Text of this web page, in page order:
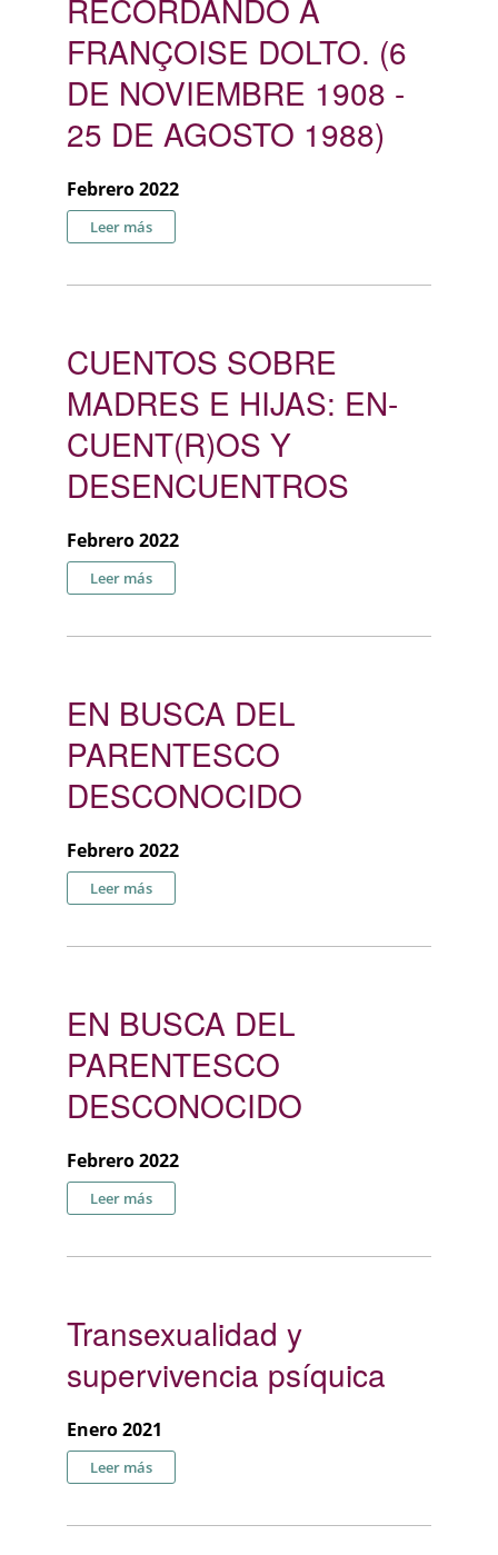
RECORDANDO A
FRANÇOISE DOLTO. (6
DE NOVIEMBRE 1908 -
25 DE AGOSTO 1988)
Febrero 2022
Leer más
CUENTOS SOBRE
MADRES E HIJAS: EN-
CUENT(R)OS Y
DESENCUENTROS
Febrero 2022
Leer más
EN BUSCA DEL
PARENTESCO
DESCONOCIDO
Febrero 2022
Leer más
EN BUSCA DEL
PARENTESCO
DESCONOCIDO
Febrero 2022
Leer más
Transexualidad y
supervivencia psíquica
Enero 2021
Leer más